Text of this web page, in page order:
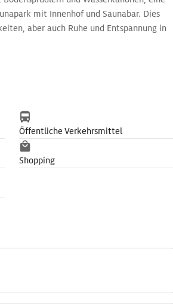
mit Innenhof und Saunabar. Dies
aber auch Ruhe und Entspannung in
Öffentliche Verkehrsmittel
Shopping